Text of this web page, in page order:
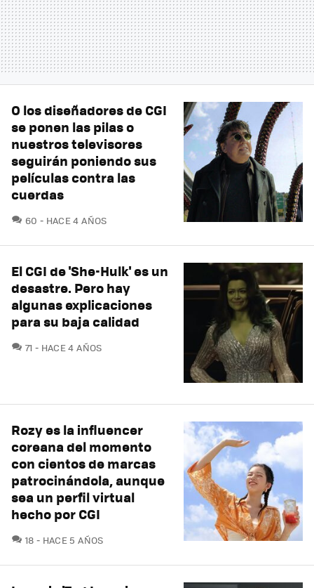
O los diseñadores de CGI
se ponen las pilas o
nuestros televisores
seguirán poniendo sus
películas contra las
cuerdas
60 COMENTARIOS
HACE 4 AÑOS
El CGI de 'She-Hulk' es un
desastre. Pero hay
algunas explicaciones
para su baja calidad
71 COMENTARIOS
HACE 4 AÑOS
Rozy es la influencer
coreana del momento
con cientos de marcas
patrocinándola, aunque
sea un perfil virtual
hecho por CGI
18 COMENTARIOS
HACE 5 AÑOS